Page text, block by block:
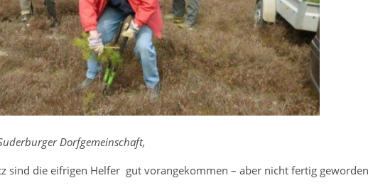
Dorfgemeinschaft,
sind die eifrigen Helfer gut vorangekommen – aber nicht fertig geworden